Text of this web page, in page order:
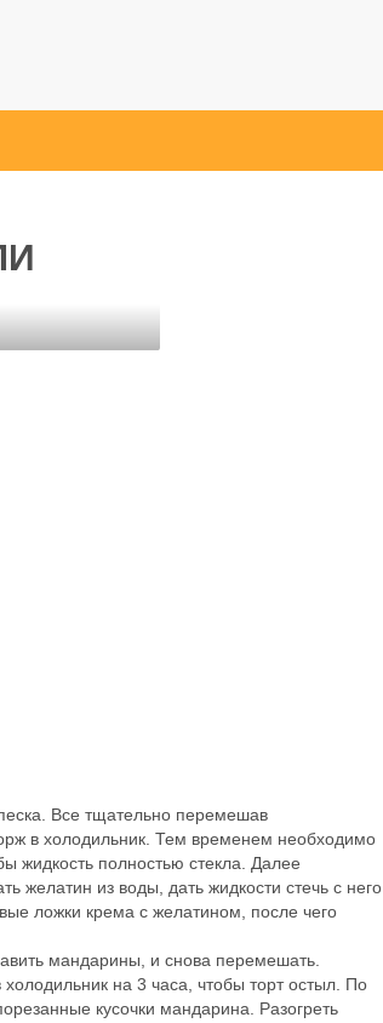
Все тщательно перемешав
в холодильник. Тем временем необходимо
жидкость полностью стекла. Далее
желатин из воды, дать жидкости стечь с него
ложки крема с желатином, после чего
мандарины, и снова перемешать.
на 3 часа, чтобы торт остыл. По
кусочки мандарина. Разогреть